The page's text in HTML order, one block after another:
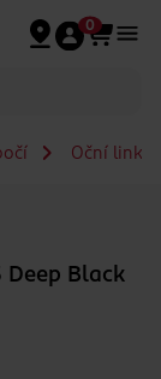
0
Oční linky
Black